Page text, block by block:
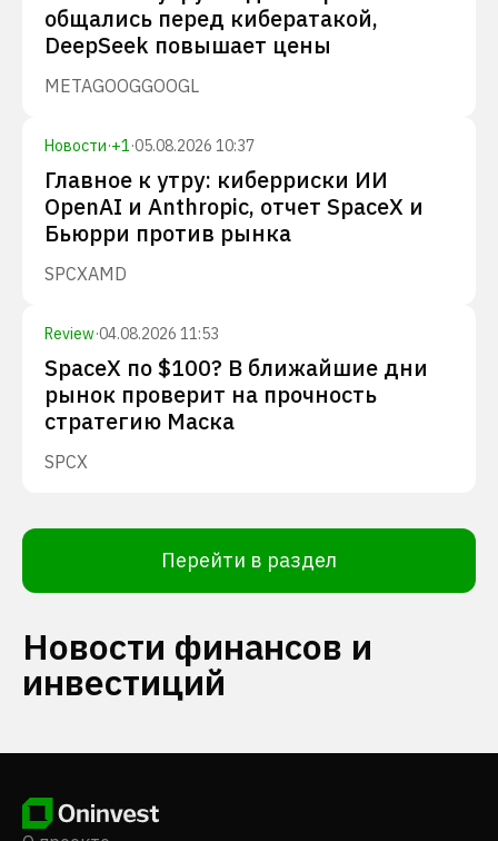
общались перед кибератакой,
DeepSeek повышает цены
METAGOOGGOOGL
Новости·+1·05.08.2026 10:37
Главное к утру: киберриски ИИ
OpenAI и Anthropic, отчет SpaceX и
Бьюрри против рынка
SPCXAMD
Review·04.08.2026 11:53
SpaceX по $100? В ближайшие дни
рынок проверит на прочность
стратегию Маска
SPCX
Перейти в раздел
Новости финансов и
инвестиций